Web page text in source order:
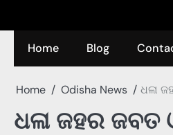
Home Blog
Home Odisha News ଧଳା
ଧଳା ଜହର ଜବତ